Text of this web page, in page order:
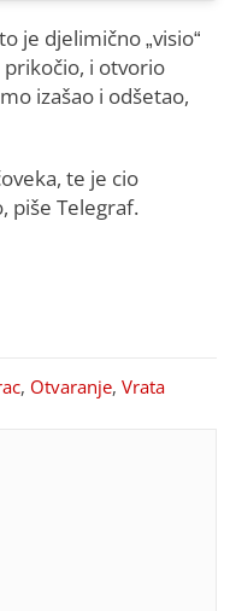
je djelimično „visio“
prikočio, i otvorio
izašao i odšetao,
te je cio
piše Telegraf.
, Otvaranje,Vrata